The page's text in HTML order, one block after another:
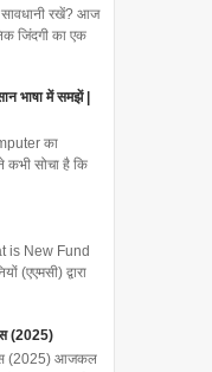
रखें? आज
जिंदगी का एक
भाषा में समझें |
का
सोचा है कि
is New Fund
द्वारा
(2025)
(2025) आजकल